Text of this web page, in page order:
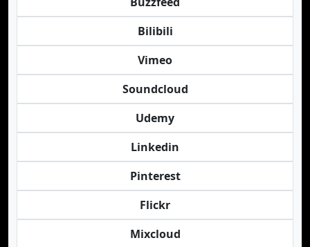
Bilibili
Vimeo
Soundcloud
Udemy
Linkedin
Pinterest
Flickr
Mixcloud